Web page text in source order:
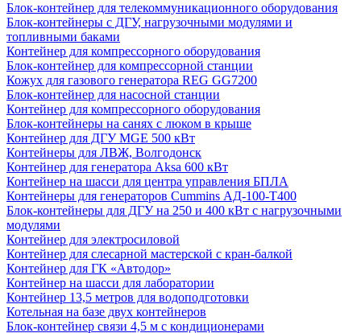
Блок-контейнер для телекоммуникационного оборудования
Блок-контейнеры с ДГУ, нагрузочными модулями и
топливными баками
Контейнер для компрессорного оборудования
Блок-контейнер для компрессорной станции
Кожух для газового генератора REG GG7200
Блок-контейнер для насосной станции
Контейнер для компрессорного оборудования
Блок-контейнеры на санях с люком в крыше
Контейнер для ДГУ MGE 500 кВт
Контейнеры для ЛВЖ, Волгодонск
Контейнер для генератора Aksa 600 кВт
Контейнер на шасси для центра управления БПЛА
Контейнеры для генераторов Cummins АД-100-Т400
Блок-контейнеры для ДГУ на 250 и 400 кВт с нагрузочными
модулями
Контейнер для электросиловой
Контейнер для слесарной мастерской с кран-балкой
Контейнер для ГК «Автодор»
Контейнер на шасси для лаборатории
Контейнер 13,5 метров для водоподготовки
Котельная на базе двух контейнеров
Блок-контейнер связи 4,5 м с кондиционерами